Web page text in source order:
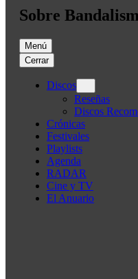
Sobre
Menú
Cerrar
Discos
Reseñas
Discos
Crónicas
Festivales
Playlists
Agenda
RADAR
Cine y TV
El Anuario